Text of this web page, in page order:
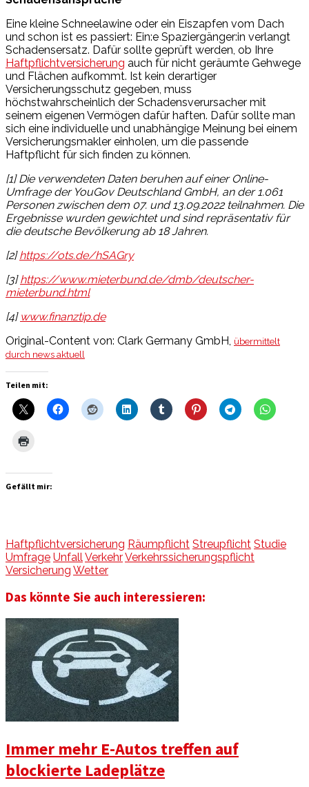
Eine kleine Schneelawine oder ein Eiszapfen vom Dach
und schon ist es passiert: Ein:e Spaziergänger:in verlangt
Schadensersatz. Dafür sollte geprüft werden, ob Ihre
Haftpflichtversicherung auch für nicht geräumte Gehwege
und Flächen aufkommt. Ist kein derartiger
Versicherungsschutz gegeben, muss
höchstwahrscheinlich der Schadensverursacher mit
seinem eigenen Vermögen dafür haften. Dafür sollte man
sich eine individuelle und unabhängige Meinung bei einem
Versicherungsmakler einholen, um die passende
Haftpflicht für sich finden zu können.
[1] Die verwendeten Daten beruhen auf einer Online-
Umfrage der YouGov Deutschland GmbH, an der 1.061
Personen zwischen dem 07. und 13.09.2022 teilnahmen. Die
Ergebnisse wurden gewichtet und sind repräsentativ für
die deutsche Bevölkerung ab 18 Jahren.
[2]https://ots.de/hSAGry
[3]https://www.mieterbund.de/dmb/deutscher-
mieterbund.html
[4] www.finanztip.de
Original-Content von: Clark Germany GmbH, übermittelt
durch news aktuell
Teilen mit:
Gefällt mir:
Haftpflichtversicherung Räumpflicht Streupflicht Studie
Umfrage Unfall VerkehrVerkehrssicherungspflicht
Versicherung Wetter
Das könnte Sie auch interessieren:
Immer mehr E-Autos treffen auf
blockierte Ladeplätze